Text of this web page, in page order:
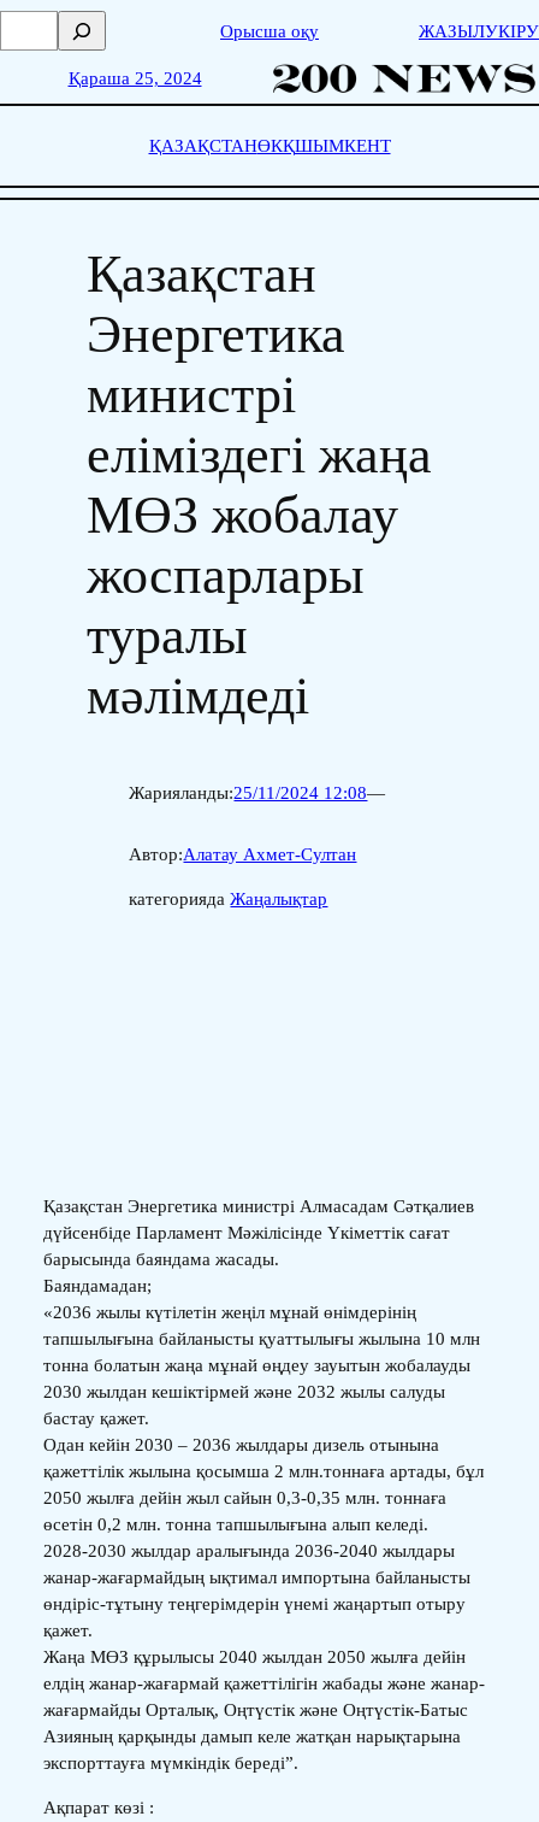
Skip
о
с
Орысша оқу ЖАЗЫЛУКІРУ
Қараша 25, 2024
ҚАЗАҚСТАНӨКҚШЫМКЕНТ
Қазақстан
Энергетика
министрі
еліміздегі жаңа
МӨЗ жобалау
жоспарлары
туралы
мәлімдеді
Жарияланды:25/11/2024 12:08—
Автор:Алатау Ахмет-Султан
категориядаЖаңалықтар
Қазақстан Энергетика министрі Алмасадам Сәтқалиев
дүйсенбіде Парламент Мәжілісінде Үкіметтік сағат
барысында баяндама жасады.
Баяндамадан;
«2036 жылы күтілетін жеңіл мұнай өнімдерінің
тапшылығына байланысты қуаттылығы жылына 10 млн
тонна болатын жаңа мұнай өңдеу зауытын жобалауды
2030 жылдан кешіктірмей және 2032 жылы салуды
бастау қажет.
Одан кейін 2030 – 2036 жылдары дизель отынына
қажеттілік жылына қосымша 2 млн.тоннаға артады, бұл
2050 жылға дейін жыл сайын 0,3-0,35 млн. тоннаға
өсетін 0,2 млн. тонна тапшылығына алып келеді.
2028-2030 жылдар аралығында 2036-2040 жылдары
жанар-жағармайдың ықтимал импортына байланысты
өндіріс-тұтыну теңгерімдерін үнемі жаңартып отыру
қажет.
Жаңа МӨЗ құрылысы 2040 жылдан 2050 жылға дейін
елдің жанар-жағармай қажеттілігін жабады және жанар-
жағармайды Орталық, Оңтүстік және Оңтүстік-Батыс
Азияның қарқынды дамып келе жатқан нарықтарына
экспорттауға мүмкіндік береді”.
Ақпарат көзі :